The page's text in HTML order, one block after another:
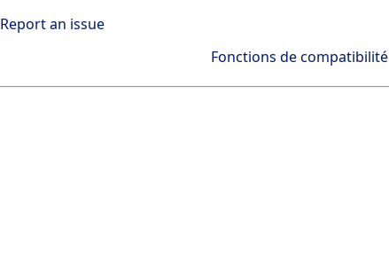
Report an issue
Fonctions de compatibilité